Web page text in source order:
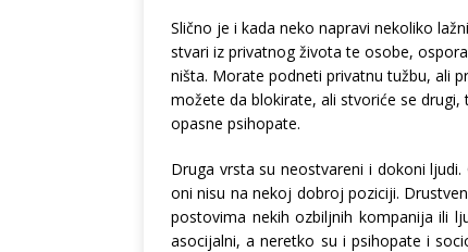
Slično je i kada neko napravi nekoliko
stvari iz privatnog života te osobe,
ništa. Morate podneti privatnu tužbu, ali
možete da blokirate, ali stvoriće se
opasne psihopate.
Druga vrsta su neostvareni i dokoni
oni nisu na nekoj dobroj poziciji.
postovima nekih ozbiljnih kompanija ili
asocijalni, a neretko su i psihopate i